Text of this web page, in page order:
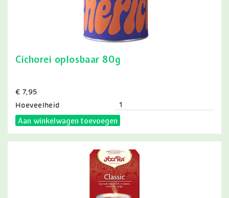
Cichorei oplosbaar 80g
Prijs
€ 7,95
Hoeveelheid
Aan winkelwagen toevoegen